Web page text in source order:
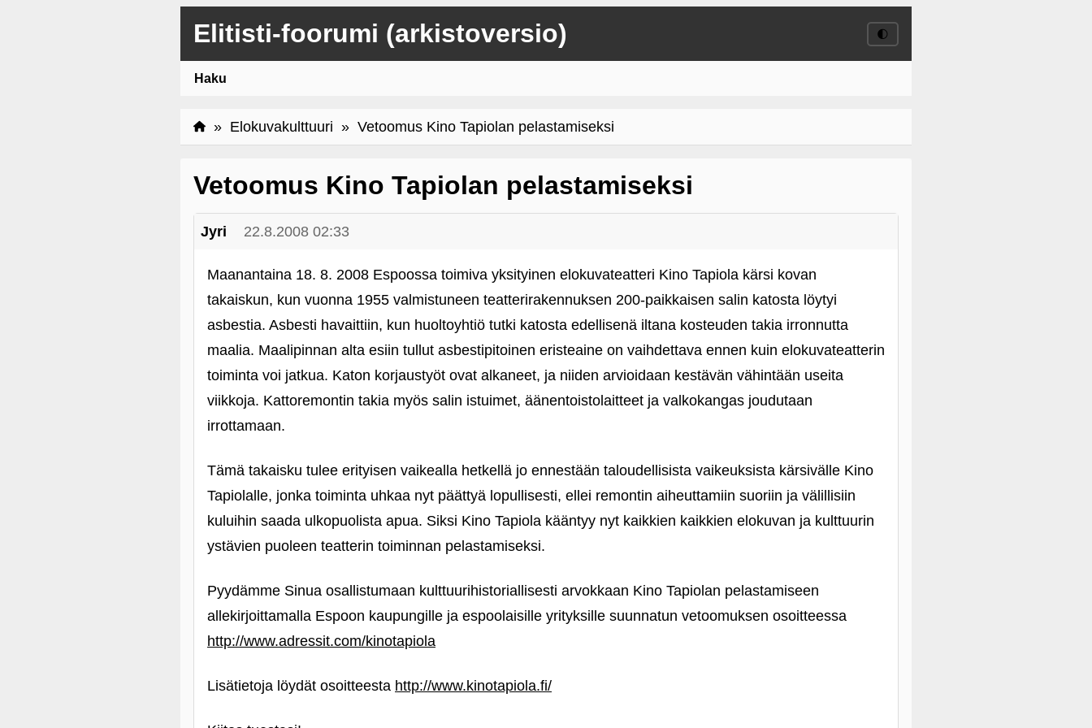
Elitisti-foorumi (arkistoversio) 🌓
Haku
» Elokuvakulttuuri » Vetoomus Kino Tapiolan pelastamiseksi
Vetoomus Kino Tapiolan pelastamiseksi
Jyri 22.8.2008 02:33
Maanantaina 18. 8. 2008 Espoossa toimiva yksityinen elokuvateatteri Kino Tapiola kärsi kovan
takaiskun, kun vuonna 1955 valmistuneen teatterirakennuksen 200-paikkaisen salin katosta löytyi
asbestia. Asbesti havaittiin, kun huoltoyhtiö tutki katosta edellisenä iltana kosteuden takia irronnutta
maalia. Maalipinnan alta esiin tullut asbestipitoinen eristeaine on vaihdettava ennen kuin elokuvateatterin
toiminta voi jatkua. Katon korjaustyöt ovat alkaneet, ja niiden arvioidaan kestävän vähintään useita
viikkoja. Kattoremontin takia myös salin istuimet, äänentoistolaitteet ja valkokangas joudutaan
irrottamaan.
Tämä takaisku tulee erityisen vaikealla hetkellä jo ennestään taloudellisista vaikeuksista kärsivälle Kino
Tapiolalle, jonka toiminta uhkaa nyt päättyä lopullisesti, ellei remontin aiheuttamiin suoriin ja välillisiin
kuluihin saada ulkopuolista apua. Siksi Kino Tapiola kääntyy nyt kaikkien kaikkien elokuvan ja kulttuurin
ystävien puoleen teatterin toiminnan pelastamiseksi.
Pyydämme Sinua osallistumaan kulttuurihistoriallisesti arvokkaan Kino Tapiolan pelastamiseen
allekirjoittamalla Espoon kaupungille ja espoolaisille yrityksille suunnatun vetoomuksen osoitteessa
http://www.adressit.com/kinotapiola
Lisätietoja löydät osoitteesta http://www.kinotapiola.fi/